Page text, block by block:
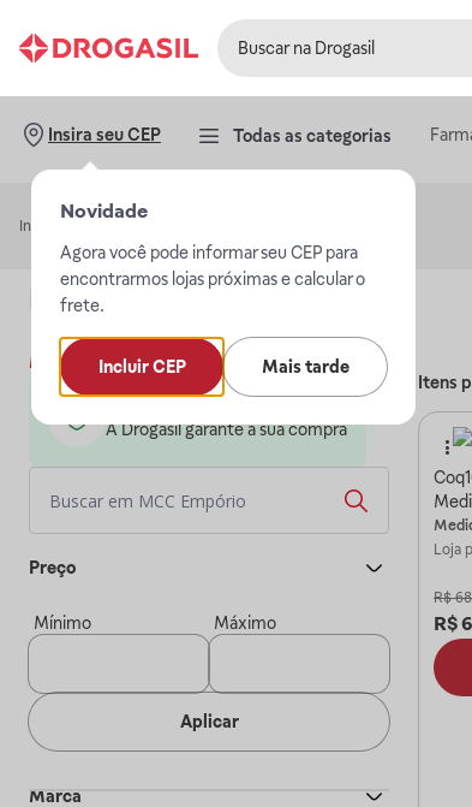
Insira seu CEP
Novidade
Agora você pode informar seu CEP para
encontrarmos lojas próximas e calcular o
frete.
Incluir CEP Mais tarde
Todas as categorias
Início
LojaMCC Empório
Mais sobre a loja
A Drogasil garante a sua compra
Preço
Mínimo Máximo
Aplicar
Marca
Itens
Loja
R$
R$